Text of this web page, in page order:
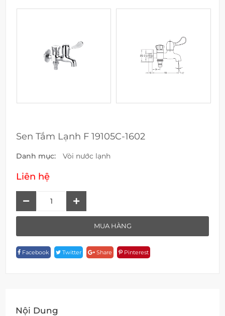
Sen Tắm Lạnh F 19105C-1602
Danh mục: Vòi nước lạnh
Liên hệ
19105C-
1602
MUA HÀNG
Facebook Twitter Share Pinterest
Nội Dung